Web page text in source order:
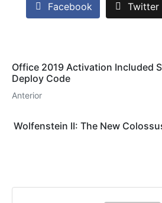
Facebook Twitter
Office 2019 Activation Included
Deploy Code
Anterior
Wolfenstein II: The New